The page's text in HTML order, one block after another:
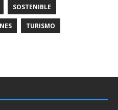
SOSTENIBLE
TURISMO